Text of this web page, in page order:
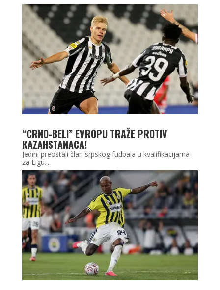
“CRNO-BELI” EVROPU TRAŽE PROTIV
KAZAHSTANACA!
Jedini preostali član srpskog fudbala u kvalifikacijama
za Ligu...